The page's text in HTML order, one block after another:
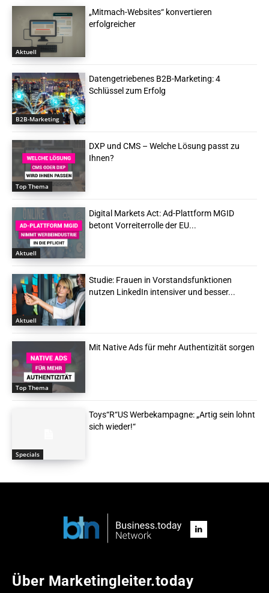
Aktuell
„Mitmach-Websites“ konvertieren
erfolgreicher
B2B-Marketing
Datengetriebenes B2B-Marketing: 4
Schlüssel zum Erfolg
Top Thema
DXP und CMS – Welche Lösung passt zu
Ihnen?
Aktuell
Digital Markets Act: Ad-Plattform MGID
betont Vorreiterrolle der EU...
Aktuell
Studie: Frauen in Vorstandsfunktionen
nutzen LinkedIn intensiver und besser...
Top Thema
Mit Native Ads für mehr Authentizität sorgen
Specials
Toys“R“US Werbekampagne: „Artig sein lohnt
sich wieder!“
Über Marketingleiter.today